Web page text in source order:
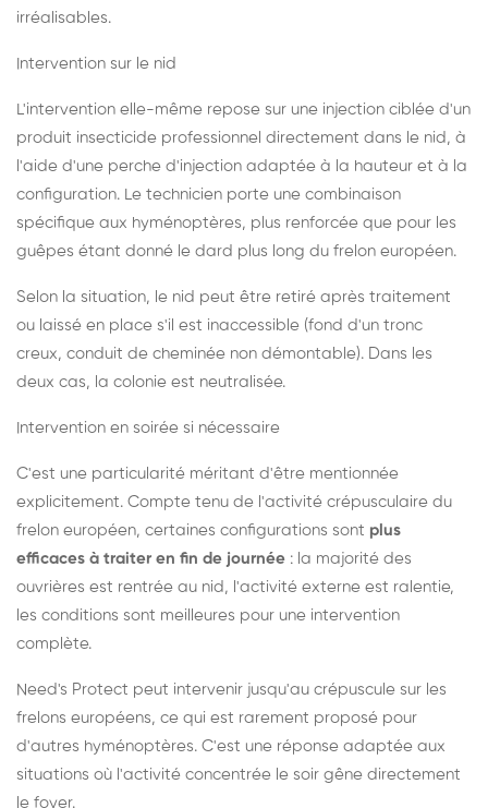
irréalisables.
Intervention sur le nid
L'intervention elle-même repose sur une injection ciblée d'un
produit insecticide professionnel directement dans le nid, à
l'aide d'une perche d'injection adaptée à la hauteur et à la
configuration. Le technicien porte une combinaison
spécifique aux hyménoptères, plus renforcée que pour les
guêpes étant donné le dard plus long du frelon européen.
Selon la situation, le nid peut être retiré après traitement
ou laissé en place s'il est inaccessible (fond d'un tronc
creux, conduit de cheminée non démontable). Dans les
deux cas, la colonie est neutralisée.
Intervention en soirée si nécessaire
C'est une particularité méritant d'être mentionnée
explicitement. Compte tenu de l'activité crépusculaire du
frelon européen, certaines configurations sont plus
efficaces à traiter en fin de journée : la majorité des
ouvrières est rentrée au nid, l'activité externe est ralentie,
les conditions sont meilleures pour une intervention
complète.
Need's Protect peut intervenir jusqu'au crépuscule sur les
frelons européens, ce qui est rarement proposé pour
d'autres hyménoptères. C'est une réponse adaptée aux
situations où l'activité concentrée le soir gêne directement
le foyer.